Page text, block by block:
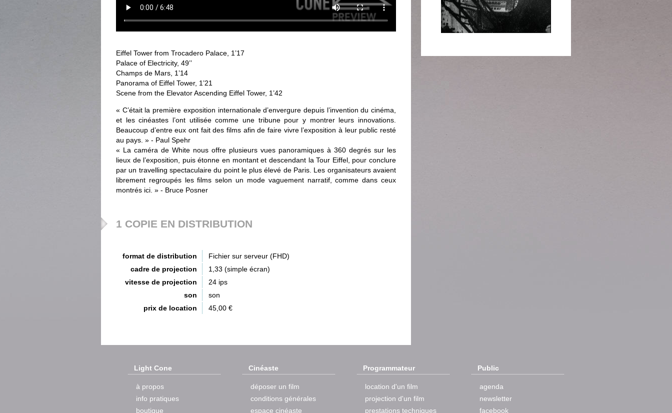
Eiffel Tower from Trocadero Palace, 1’17
Palace of Electricity, 49’’
Champs de Mars, 1’14
Panorama of Eiffel Tower, 1’21
Scene from the Elevator Ascending Eiffel Tower, 1’42
« C’était la première exposition internationale d’envergure depuis l’invention du cinéma,
et les cinéastes l’ont utilisée comme une tribune pour y montrer leurs innovations.
Beaucoup d’entre eux ont fait des films afin de faire vivre l’exposition à leur public resté
au pays. » - Paul Spehr
« La caméra de White nous offre plusieurs vues panoramiques à 360 degrés sur les
lieux de l’exposition, puis étonne en montant et descendant la Tour Eiffel, pour conclure
par un travelling spectaculaire du point le plus élevé de Paris. Les organisateurs avaient
librement regroupés les films selon un mode vaguement narratif, comme dans ceux
montrés ici. » - Bruce Posner
1 COPIE EN DISTRIBUTION
format de distribution
Fichier sur serveur (FHD)
cadre de projection
1,33 (simple écran)
vitesse de projection
24 ips
son
son
prix de location
45,00 €
Light Cone
à propos
info pratiques
boutique
Cinéaste
déposer un film
conditions générales
espace cinéaste
Programmateur
location d'un film
projection d'un film
prestations techniques
Public
agenda
newsletter
facebook